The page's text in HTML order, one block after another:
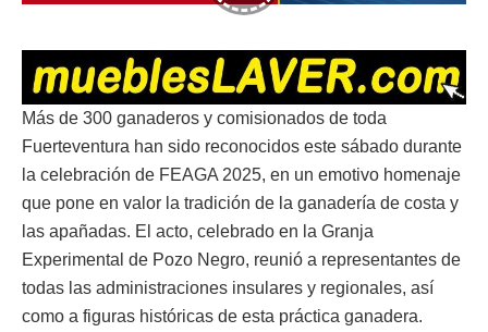
Más de 300 ganaderos y comisionados de toda
Fuerteventura han sido reconocidos este sábado durante
la celebración de FEAGA 2025, en un emotivo homenaje
que pone en valor la tradición de la ganadería de costa y
las apañadas. El acto, celebrado en la Granja
Experimental de Pozo Negro, reunió a representantes de
todas las administraciones insulares y regionales, así
como a figuras históricas de esta práctica ganadera.